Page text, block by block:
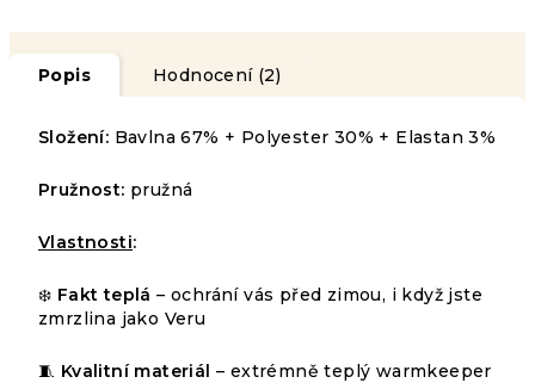
Popis Hodnocení (2)
Složení: Bavlna 67% + Polyester 30% + Elastan 3%
Pružnost: pružná
Vlastnosti:
❄️ Fakt teplá – ochrání vás před zimou, i když jste
zmrzlina jako Veru
🧵 Kvalitní materiál – extrémně teplý warmkeeper